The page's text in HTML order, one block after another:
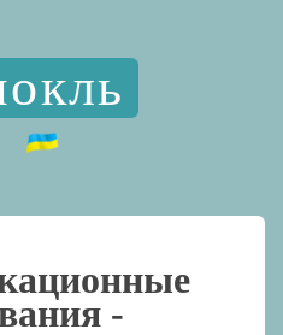
-